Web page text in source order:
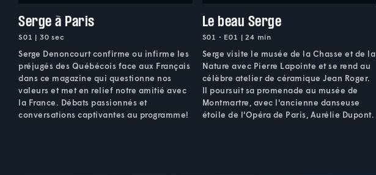
Serge à Paris
S01 | 30 sec
Serge Denoncourt confirme ou infirme les
préjugés des Québécois face aux Français
dans ce magazine qui questionne nos
valeurs et met en relief notre amitié avec
la France. Débats passionnés et
conversations captivantes au programme!
Le beau Serge
S01 • E01 | 24 min
Serge visite le musée de la Chasse et de la
Nature avec Pierre Lapointe et se rend au
célèbre atelier de céramique Jean Roger.
Il poursuit sa promenade au musée de
Montmartre, avec l'ancienne danseuse
étoile de l'Opéra de Paris, Aurélie Dupont.